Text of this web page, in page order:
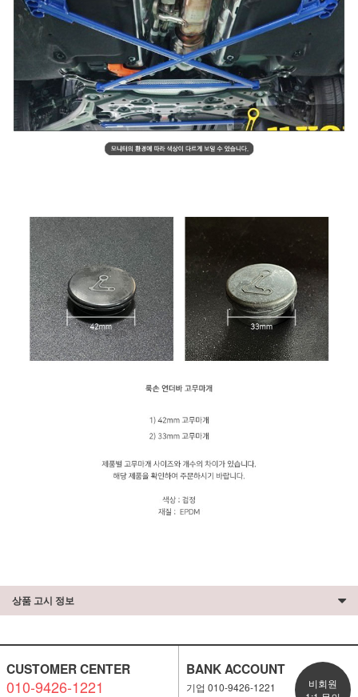
상품 고시 정보
CUSTOMER CENTER
010-9426-1221
BANK ACCOUNT
기업 010-9426-1221
비회원